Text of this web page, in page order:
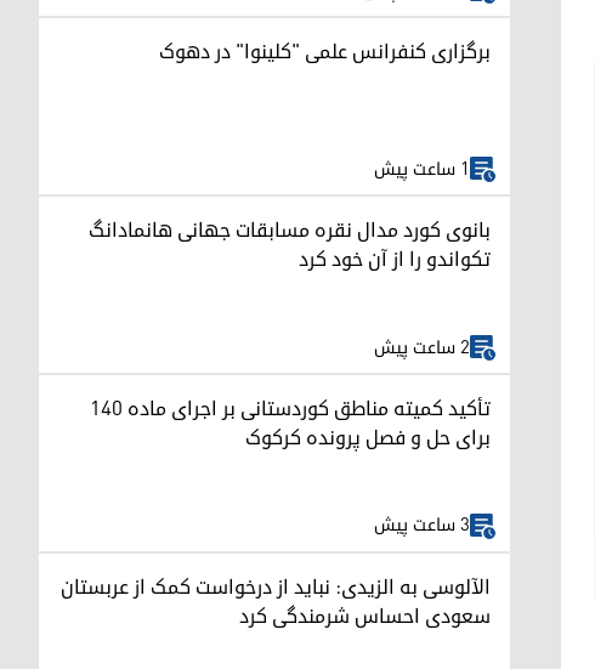
برگزاری کنفرانس علمی "کلینوا" در دهوک
1 ساعت پیش
بانوی کورد مدال نقره مسابقات جهانی هانمادانگ
تکواندو را از آن خود کرد
2 ساعت پیش
تأکید کمیته مناطق کوردستانی بر اجرای ماده ۱۴۰
برای حل و فصل پرونده کرکوک
3 ساعت پیش
الآلوسی به الزیدی: نباید از درخواست کمک از عربستان
سعودی احساس شرمندگی کرد